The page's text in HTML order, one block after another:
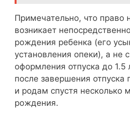
Примечательно, что право
возникает
рождения ребенка (его
установления опеки), а не
оформления отпуска до
после завершения отпуска
и родам спустя несколько
рождения.